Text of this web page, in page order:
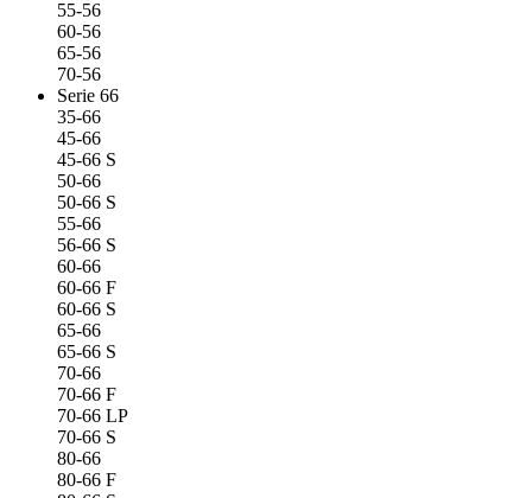
55-56
60-56
65-56
70-56
Serie 66
35-66
45-66
45-66 S
50-66
50-66 S
55-66
56-66 S
60-66
60-66 F
60-66 S
65-66
65-66 S
70-66
70-66 F
70-66 LP
70-66 S
80-66
80-66 F